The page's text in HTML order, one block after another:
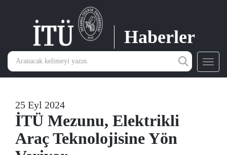
Haberler
25 Eyl 2024
İTÜ Mezunu, Elektrikli
Araç Teknolojisine Yön